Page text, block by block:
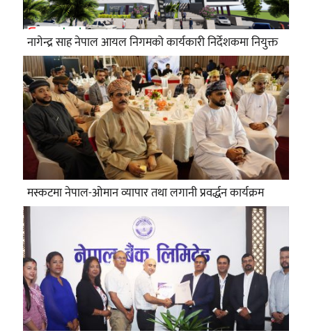
नागेन्द्र साह नेपाल आयल निगमको कार्यकारी निर्देशकमा नियुक्त
मस्कटमा नेपाल-ओमान व्यापार तथा लगानी प्रवर्द्धन कार्यक्रम